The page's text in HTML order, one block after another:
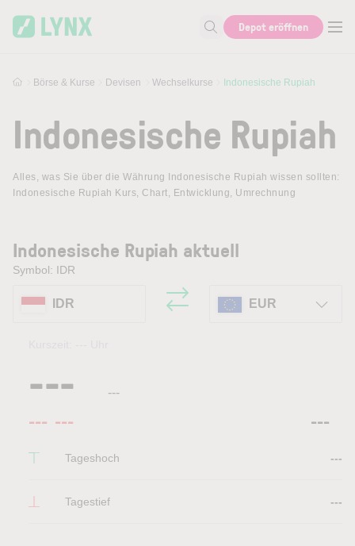
Suche nach Aktie, Autor...
Depot eröffnen
Börse & Kurse Devisen Wechselkurse Indonesische Rupiah
Indonesische Rupiah
Alles, was Sie über die Währung Indonesische Rupiah wissen sollten:
Indonesische Rupiah Kurs, Chart, Entwicklung, Umrechnung
Indonesische Rupiah aktuell
Symbol: IDR
IDR EUR
--- ---
--- --- ---
Tageshoch ---
Tagestief ---